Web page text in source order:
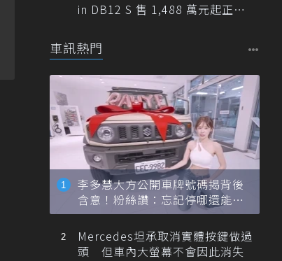
in DB12 S 售 1,488 萬元起正式
車訊熱門
李多慧大方公開車牌號碼揭背後
含意！粉絲讚：忘記停哪還能幫
忙找車
Mercedes坦承取消實體按鍵做過
頭 但車內大螢幕不會因此消失